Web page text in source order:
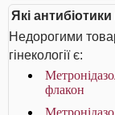
Які
Недорогими
гінекології є:
флакон